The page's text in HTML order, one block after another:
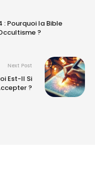
: Pourquoi la Bible
?
Next Post
Est-Il Si
?